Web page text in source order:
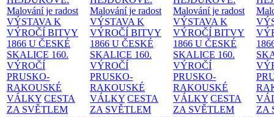
Malování je radost
VÝSTAVA K
VÝROČÍ BITVY
1866 U ČESKÉ
SKALICE 160.
VÝROČÍ
PRUSKO-
RAKOUSKÉ
VÁLKY CESTA
ZA SVĚTLEM
Malování je radost
VÝSTAVA K
VÝROČÍ BITVY
1866 U ČESKÉ
SKALICE 160.
VÝROČÍ
PRUSKO-
RAKOUSKÉ
VÁLKY CESTA
ZA SVĚTLEM
Malování je radost
VÝSTAVA K
VÝROČÍ BITVY
1866 U ČESKÉ
SKALICE 160.
VÝROČÍ
PRUSKO-
RAKOUSKÉ
VÁLKY CESTA
ZA SVĚTLEM
ZA